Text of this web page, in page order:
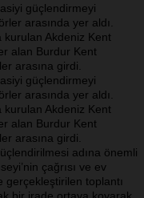
güçlendirmeyi
arasında yer aldı.
kurulan Akdeniz Kent
alan Burdur Kent
arasına girdi.
güçlendirmeyi
arasında yer aldı.
kurulan Akdeniz Kent
alan Burdur Kent
arasına girdi.
adına önemli
çağrısı ve ev
toplantı
bir irade ortaya koyarak